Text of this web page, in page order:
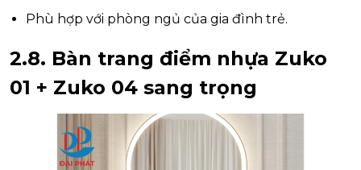
Phù hợp với phòng ngủ của gia đình trẻ.
2.8. Bàn trang điểm nhựa Zuko
01 + Zuko 04 sang trọng